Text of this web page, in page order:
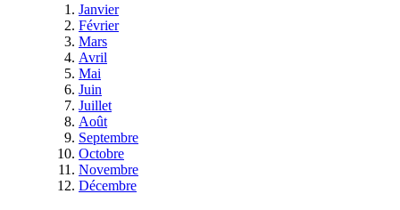
Janvier
Février
Mars
Avril
Mai
Juin
Juillet
Août
Septembre
Octobre
Novembre
Décembre